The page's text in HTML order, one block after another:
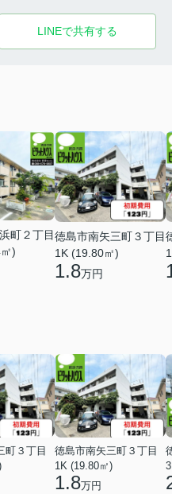
LINEで共有する
町２丁目
)
徳島市南矢三町３丁目
1K (19.80㎡)
1.8万円
町３丁目
徳島市南矢三町３丁目
1K (19.80㎡)
1.8万円